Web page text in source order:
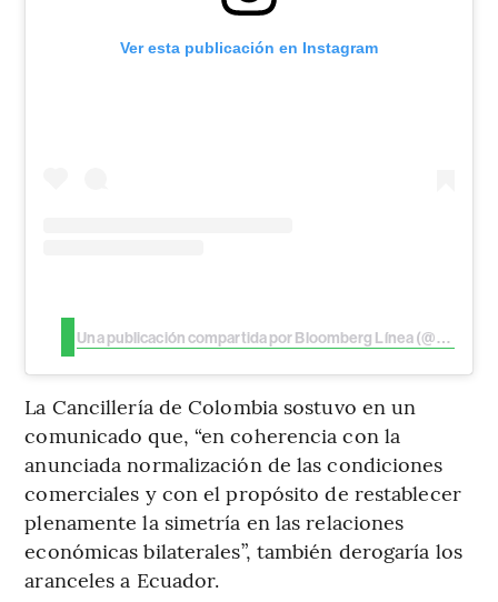
Ver esta publicación en Instagram
Una publicación compartida por Bloomberg Línea (@bloomberglinea)
La Cancillería de Colombia sostuvo en un
comunicado que, “en coherencia con la
anunciada normalización de las condiciones
comerciales y con el propósito de restablecer
plenamente la simetría en las relaciones
económicas bilaterales”, también derogaría los
aranceles a Ecuador.